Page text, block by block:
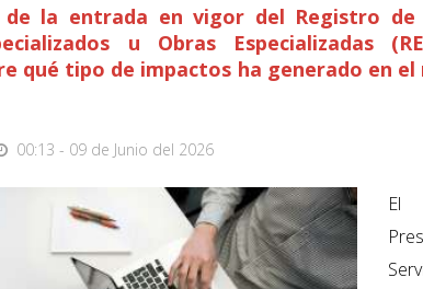
de la entrada en vigor del Registro de
u Obras Especializadas
qué tipo de impactos ha generado en el
00:13 - 09 de Junio del 2026
El